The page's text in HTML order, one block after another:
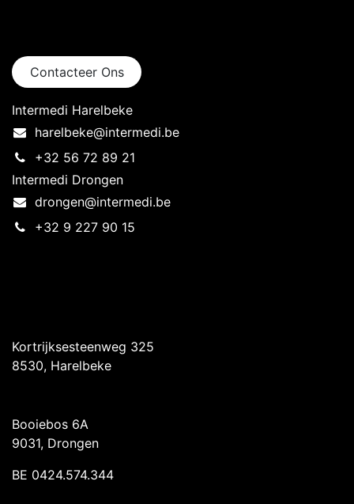
Contacteer Ons
Intermedi Harelbeke
harelbeke@intermedi.be
+32 56 72 89 21
Intermedi Drongen
drongen@intermedi.be
+32 9 227 90 15
Kortrijksesteenweg 325
8530, Harelbeke
Booiebos 6A
9031, Drongen
BE 0424.574.344